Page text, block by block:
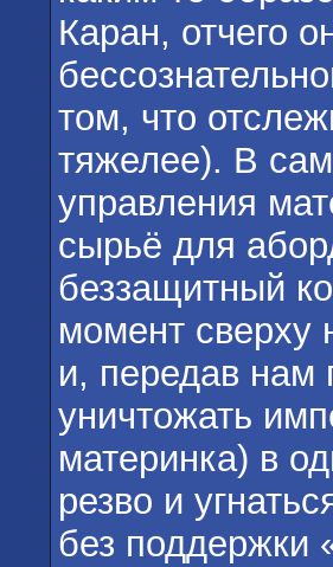
Каран, отчего
том, что
тяжелее). В
управления
сырьё для
беззащитный
момент сверху
и, передав нам
уничтожать
материнка) в
резво и
без поддержки